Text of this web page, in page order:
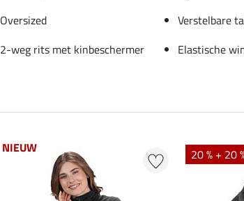
Oversized
Verstelbare
2-weg rits met kinbeschermer
Elastische
NIEUW 20 % + 20